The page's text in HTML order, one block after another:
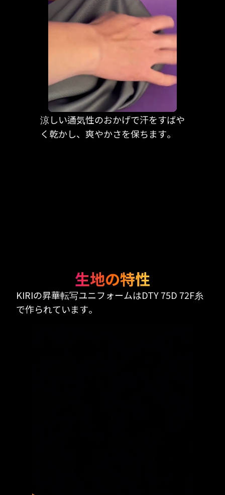
涼しい通気性のおかげで汗をすばや
く乾かし、爽やかさを保ちます。
生地の特性
KIRIの昇華転写ユニフォームはDTY 75D 72F糸
で作られています。